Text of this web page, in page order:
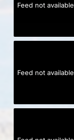
Feed not available
Feed not available